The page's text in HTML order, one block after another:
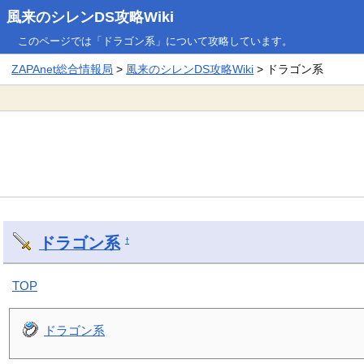
風来のシレンDS攻略Wiki
このページでは「ドラゴン系」について攻略しています。
ZAPAnet総合情報局 > 風来のシレンDS攻略Wiki > ドラゴン系
ドラゴン系 †
TOP
ドラゴン系